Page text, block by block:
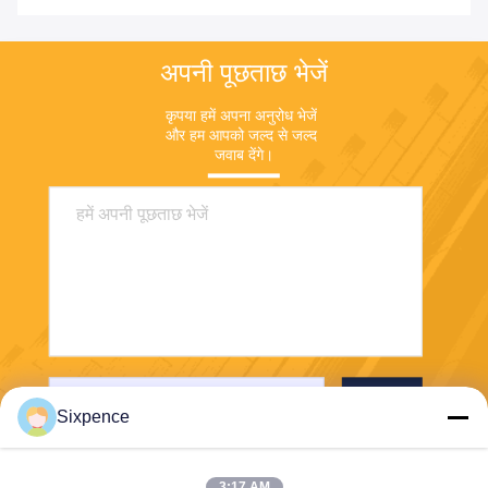
अपनी पूछताछ भेजें
कृपया हमें अपना अनुरोध भेजें
और हम आपको जल्द से जल्द
जवाब देंगे।
Sixpence